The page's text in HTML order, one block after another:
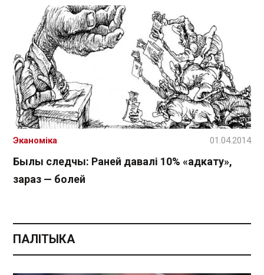
Былы следчы: Раней давалі 10% «адкату»,
зараз — болей
Эканоміка 01.04.2014
ПАЛІТЫКА